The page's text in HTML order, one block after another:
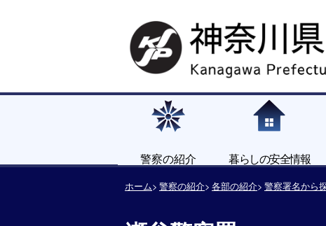
警察の紹介 暮らしの安全情報
ホーム 警察の紹介 各部の紹介 警察署名から